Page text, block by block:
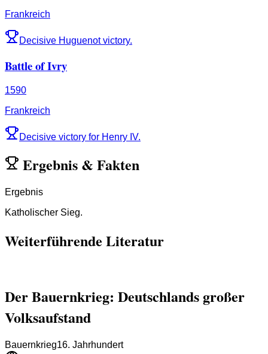
Frankreich
Decisive Huguenot victory.
Battle of Ivry
1590
Frankreich
Decisive victory for Henry IV.
Ergebnis & Fakten
Ergebnis
Katholischer Sieg.
Weiterführende Literatur
Der Bauernkrieg: Deutschlands großer
Volksaufstand
Bauernkrieg16. Jahrhundert